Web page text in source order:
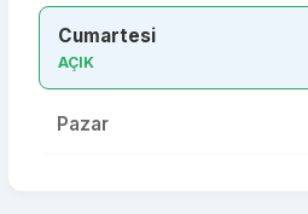
Cumartesi
AÇIK
Pazar